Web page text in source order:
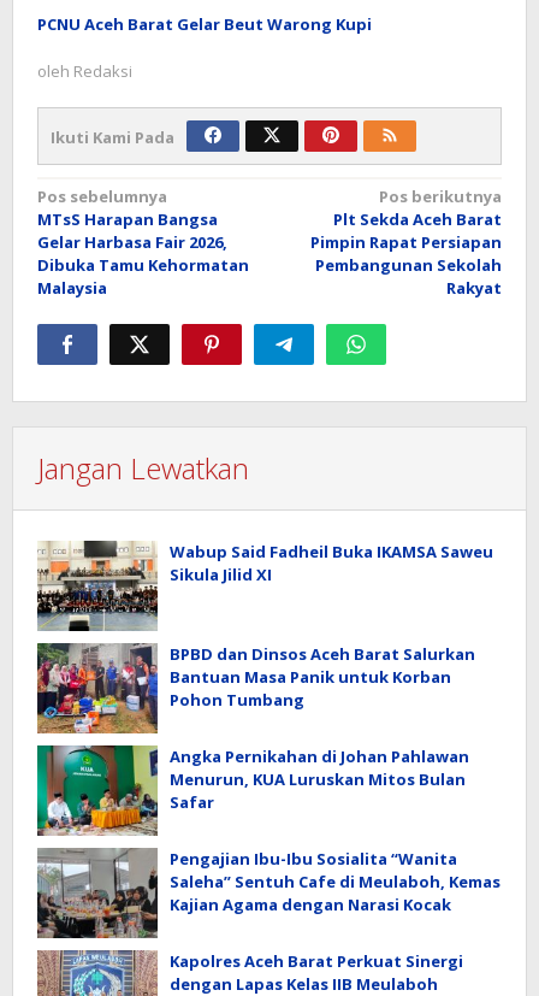
PCNU Aceh Barat Gelar Beut Warong Kupi
oleh Redaksi
Ikuti Kami Pada
Navigasi
pos
Pos sebelumnya
MTsS Harapan Bangsa
Gelar Harbasa Fair 2026,
Dibuka Tamu Kehormatan
Malaysia
Pos berikutnya
Plt Sekda Aceh Barat
Pimpin Rapat Persiapan
Pembangunan Sekolah
Rakyat
Jangan Lewatkan
Wabup Said Fadheil Buka IKAMSA Saweu
Sikula Jilid XI
BPBD dan Dinsos Aceh Barat Salurkan
Bantuan Masa Panik untuk Korban
Pohon Tumbang
Angka Pernikahan di Johan Pahlawan
Menurun, KUA Luruskan Mitos Bulan
Safar
Pengajian Ibu-Ibu Sosialita “Wanita
Saleha” Sentuh Cafe di Meulaboh, Kemas
Kajian Agama dengan Narasi Kocak
Kapolres Aceh Barat Perkuat Sinergi
dengan Lapas Kelas IIB Meulaboh